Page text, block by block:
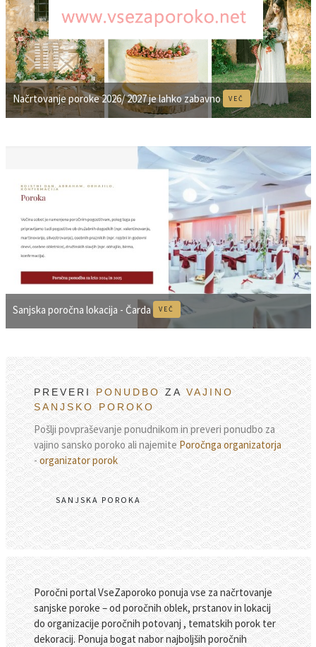
Načrtovanje poroke 2026/ 2027 je lahko zabavno VEČ
Sanjska poročna lokacija - Čarda VEČ
PREVERIPONUDBOZAVAJINO
SANJSKO POROKO
Pošlji povpraševanje ponudnikom in preveri ponudbo za
vajino sansko poroko ali najemitePoročnga organizatorja
-organizator porok
SANJSKA POROKA
Poročni portal VseZaporoko ponuja vse za načrtovanje
sanjske poroke – od poročnih oblek, prstanov in lokacij
do organizacije poročnih potovanj , tematskih porok ter
dekoracij. Ponuja bogat nabor najboljših poročnih